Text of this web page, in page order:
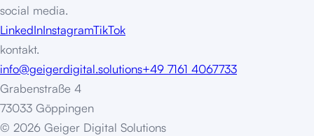
social media.
LinkedInInstagramTikTok
kontakt.
info@geigerdigital.solutions+49 7161 4067733
Grabenstraße 4
73033 Göppingen
© 2026 Geiger Digital Solutions